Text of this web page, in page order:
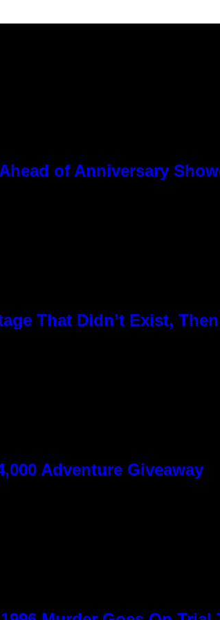
of Anniversary
That Didn’t Exist,
Adventure Giveaway